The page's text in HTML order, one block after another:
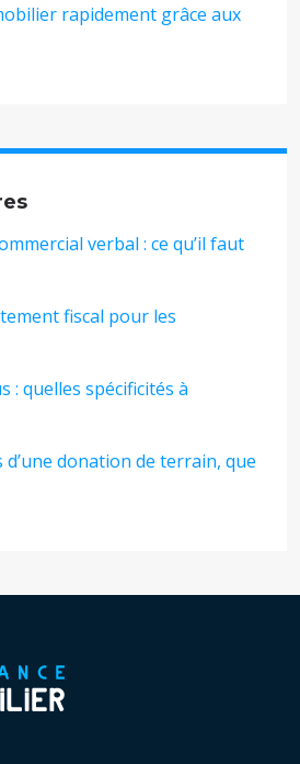
rapidement grâce aux
verbal : ce qu’il faut
fiscal pour les
: quelles spécificités à
donation de terrain, que